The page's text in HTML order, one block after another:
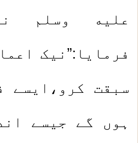
عليه وسلم
فرمایا:”نیک
سبقت کرو،ایسے
ہوں گے جیسے